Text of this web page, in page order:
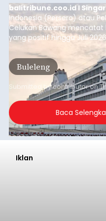
balitribune.coo.id I
Indonesia (Persero) atau
Celukan Bawang mencatat
yang positif hingga Juli
dari arus kapal yang
Tonnage (GT), atau
dibandingkan periode
yang tercatat sebesar 1,32
Buleleng
Submitted bycontributoron
Baca
Iklan